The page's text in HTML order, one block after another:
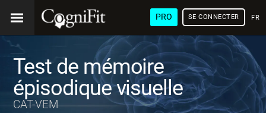
PRO SE CONNECTER
Test de mémoire
épisodique visuelle
CAT-VEM